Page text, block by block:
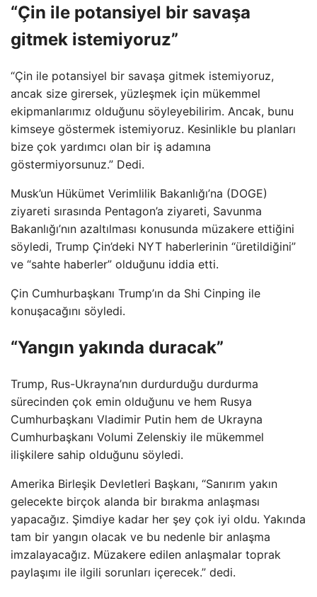
“Çin ile potansiyel bir savaşa
gitmek istemiyoruz”
“Çin ile potansiyel bir savaşa gitmek istemiyoruz,
ancak size girersek, yüzleşmek için mükemmel
ekipmanlarımız olduğunu söyleyebilirim. Ancak, bunu
kimseye göstermek istemiyoruz. Kesinlikle bu planları
bize çok yardımcı olan bir iş adamına
göstermiyorsunuz.” Dedi.
Musk’un Hükümet Verimlilik Bakanlığı’na (DOGE)
ziyareti sırasında Pentagon’a ziyareti, Savunma
Bakanlığı’nın azaltılması konusunda müzakere ettiğini
söyledi, Trump Çin’deki NYT haberlerinin “üretildiğini”
ve “sahte haberler” olduğunu iddia etti.
Çin Cumhurbaşkanı Trump’ın da Shi Cinping ile
konuşacağını söyledi.
“Yangın yakında duracak”
Trump, Rus-Ukrayna’nın durdurduğu durdurma
sürecinden çok emin olduğunu ve hem Rusya
Cumhurbaşkanı Vladimir Putin hem de Ukrayna
Cumhurbaşkanı Volumi Zelenskiy ile mükemmel
ilişkilere sahip olduğunu söyledi.
Amerika Birleşik Devletleri Başkanı, “Sanırım yakın
gelecekte birçok alanda bir bırakma anlaşması
yapacağız. Şimdiye kadar her şey çok iyi oldu. Yakında
tam bir yangın olacak ve bu nedenle bir anlaşma
imzalayacağız. Müzakere edilen anlaşmalar toprak
paylaşımı ile ilgili sorunları içerecek.” dedi.